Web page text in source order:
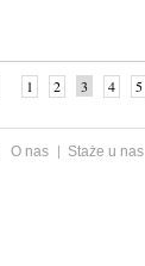
1 2 3 4 5
O nas Staże u nas